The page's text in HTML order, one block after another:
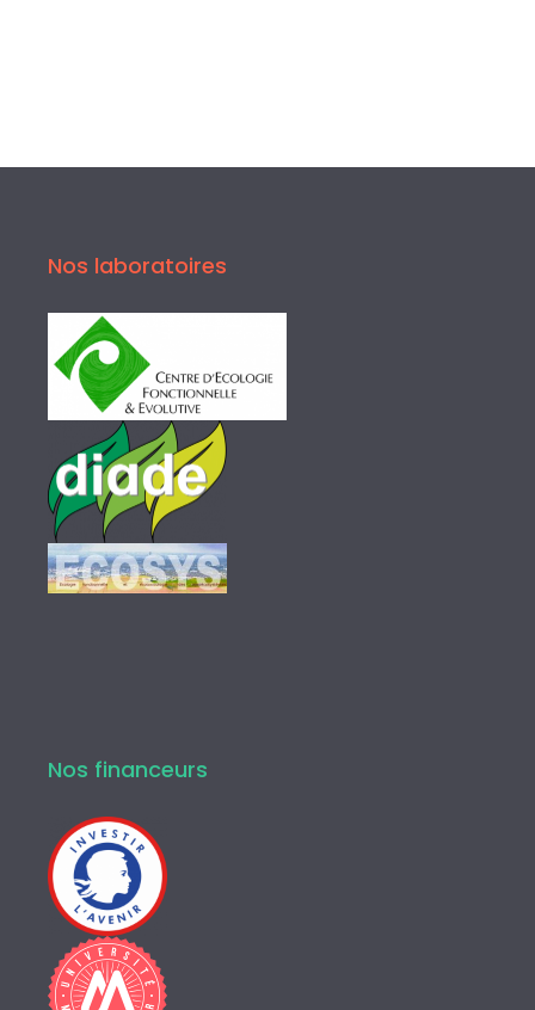
Nos laboratoires
Nos financeurs